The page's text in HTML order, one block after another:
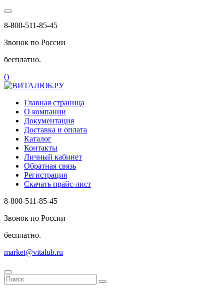
8-800-511-85-45
Звонок по России
бесплатно.
()
Главная страница
О компании
Документация
Доставка и оплата
Каталог
Контакты
Личный кабинет
Обратная связь
Регистрация
Скачать прайс-лист
8-800-511-85-45
Звонок по России
бесплатно.
market@vitalub.ru